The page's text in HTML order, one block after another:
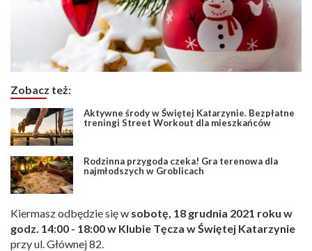
Zobacz też:
Aktywne środy w Świętej Katarzynie. Bezpłatne
treningi Street Workout dla mieszkańców
Rodzinna przygoda czeka! Gra terenowa dla
najmłodszych w Groblicach
Kiermasz odbędzie się w sobotę, 18 grudnia 2021 roku w
godz. 14:00 - 18:00 w Klubie Tęcza w Świętej Katarzynie
przy ul. Głównej 82.